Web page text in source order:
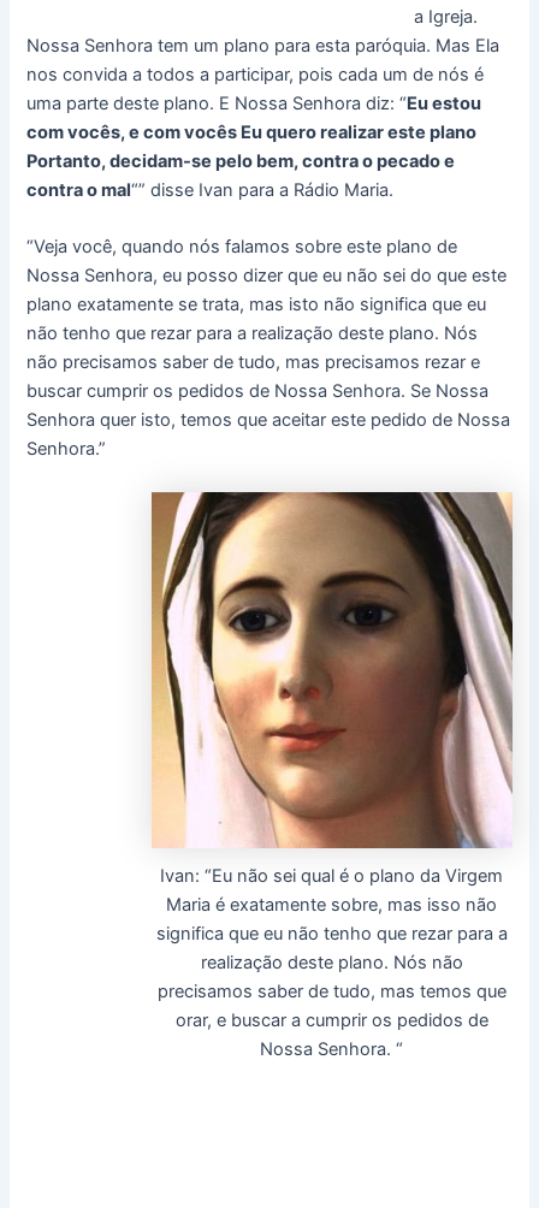
a Igreja.
Nossa Senhora tem um plano para esta paróquia. Mas Ela
nos convida a todos a participar, pois cada um de nós é
uma parte deste plano. E Nossa Senhora diz: “Eu estou
com vocês, e com vocês Eu quero realizar este plano
Portanto, decidam-se pelo bem, contra o pecado e
contra o mal“” disse Ivan para a Rádio Maria.
“Veja você, quando nós falamos sobre este plano de
Nossa Senhora, eu posso dizer que eu não sei do que este
plano exatamente se trata, mas isto não significa que eu
não tenho que rezar para a realização deste plano. Nós
não precisamos saber de tudo, mas precisamos rezar e
buscar cumprir os pedidos de Nossa Senhora. Se Nossa
Senhora quer isto, temos que aceitar este pedido de Nossa
Senhora.”
Ivan: “Eu não sei qual é o plano da Virgem
Maria é exatamente sobre, mas isso não
significa que eu não tenho que rezar para a
realização deste plano. Nós não
precisamos saber de tudo, mas temos que
orar, e buscar a cumprir os pedidos de
Nossa Senhora. “